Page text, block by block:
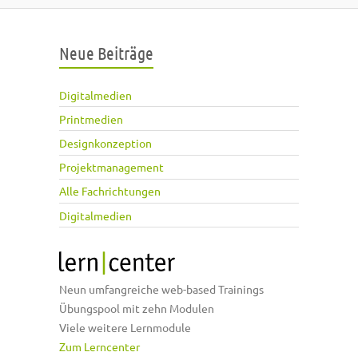
Neue Beiträge
Digitalmedien
Printmedien
Designkonzeption
Projektmanagement
Alle Fachrichtungen
Digitalmedien
Neun umfangreiche web-based Trainings
Übungspool mit zehn Modulen
Viele weitere Lernmodule
Zum Lerncenter